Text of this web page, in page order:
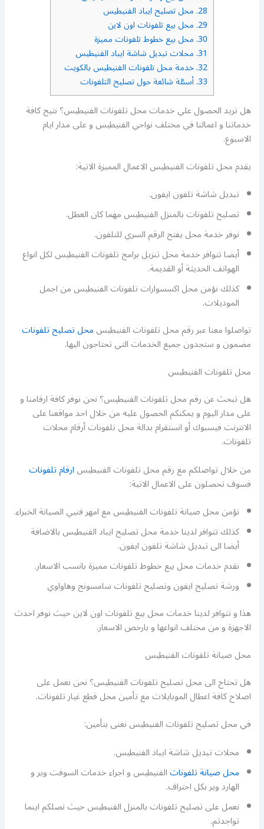
28. محل تصليح ايباد الفنيطيس
29. محل بيع تلفونات اون لاين
30. محل بيع خطوط تلفونات مميزة
31. محلات تبديل شاشة ايباد الفنيطيس
32. خدمة محل تلفونات الفنيطيس بالكويت
33. أسئلة شائعة حول تصليح التلفونات
هل تريد الحصول علي خدمات محل تلفونات الفنيطيس؟ نتيح كافة
خدماتنا و اعمالنا في مختلف نواحي الفنيطيس و على مدار ايام
الاسبوع.
يقدم محل تلفونات الفنيطيس الاعمال المميزة الاتية:
تبديل شاشة تلفون ايفون.
تصليح تلفونات بالمنزل الفنيطيس مهما كان العطل.
نوفر خدمة محل يفتح الرقم السري للتلفون.
أيضا تتوافر خدمة محل تنزيل برامج تلفونات الفنيطيس لكل انواع
الهواتف الحديثة أو القديمة.
كذلك نؤمن محل اكسسوارات تلفونات الفنيطيس من اجمل
الموديلات.
تواصلوا معنا عبر رقم محل تلفونات الفنيطيسمحل تصليح تلفونات
مضمون و ستجدون جميع الخدمات التي تحتاجون اليها.
محل تلفونات الفنيطيس
هل تبحث عن رقم محل تلفونات الفنيطيس؟ نحن نوفر كافة ارقامنا و
على مدار اليوم و يمكنكم الحصول عليه من خلال احد مواقعنا على
الانترنت فيسبوك أو انستقرام بدالة محل تلفونات أرقام محلات
تلفونات.
من خلال تواصلكم مع رقم محل تلفونات الفنيطيسارقام تلفونات
فسوف تحصلون على الاعمال الاتية:
نؤمن محل صيانة تلفونات الفنيطيس مع امهر فنيي الصيانة الخبراء.
كذلك تتوافر لدينا خدمة محل تصليح ايباد الفنيطيس بالاضافة
أيضا الى تبديل شاشة تلفون ايفون.
نقدم خدمات محل بيع خطوط تلفونات مميزة بانسب الاسعار.
ورشة تصليح ايفون وتصليح تلفونات سامسونج وهاواوي
هذا و تتوافر لدينا خدمات محل بيع تلفونات اون لاين حيث نوفر احدث
الاجهزة و من مختلف انواعها و بارخص الاسعار.
محل صيانة تلفونات الفنيطيس
هل تحتاج الى محل تصليح تلفونات الفنيطيس؟ نحن نعمل على
اصلاح كافة اعطال الموبايلات مع تأمين محل قطع غيار تلفونات.
في محل تصليح تلفونات الفنيطيس نعنى بتأمين:
محلات تبديل شاشة ايباد الفنيطيس.
محل صيانة تلفوناتالفنيطيس و اجراء خدمات السوفت وير و
الهارد وير بكل احتراف.
نعمل على تصليح تلفونات بالمنزل الفنيطيس حيث نصلكم اينما
تواجدتم.